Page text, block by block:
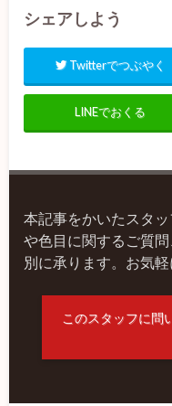
シェアしよう
Twitterでつぶやく
LINEでおくる
本記事をかいたスタ
や色目に関するご質
別に承ります。お気
このスタッフに問